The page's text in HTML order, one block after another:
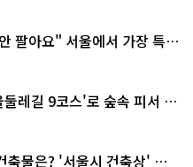
팔아요" 서울에서 가장 특별
레길 9코스'로 숲속 피서 떠
축물은? '서울시 건축상' 수